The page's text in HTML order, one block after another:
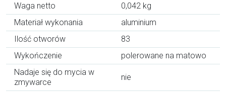
Waga netto
0,042 kg
Materiał wykonania
aluminium
Ilość otworów
83
Wykończenie
polerowane na matowo
Nadaje się do mycia w
zmywarce
nie